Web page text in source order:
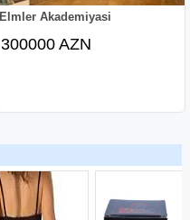
Elmler Akademiyasi
300000 AZN